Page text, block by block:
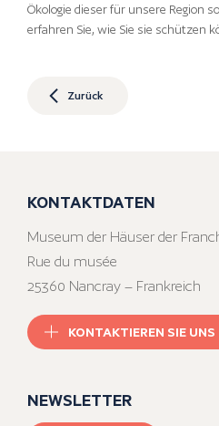
Ökologie dieser für unsere Region
erfahren Sie, wie Sie sie schützen
Zurück
KONTAKTDATEN
Museum der Häuser der
Rue du musée
25360 Nancray – Frankreich
KONTAKTIEREN SIE UNS
NEWSLETTER